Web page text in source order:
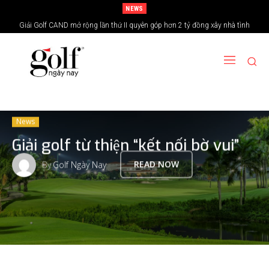
NEWS
Giải Golf CAND mở rộng lần thứ II quyên góp hơn 2 tỷ đồng xây nhà tình
nghĩa vùng biên giới
24H Group tổ chức giải golf kỷ niệm 15 năm thành lập
News
Giải golf từ thiện “kết nối bờ vui”
ByGolf Ngày Nay READ NOW